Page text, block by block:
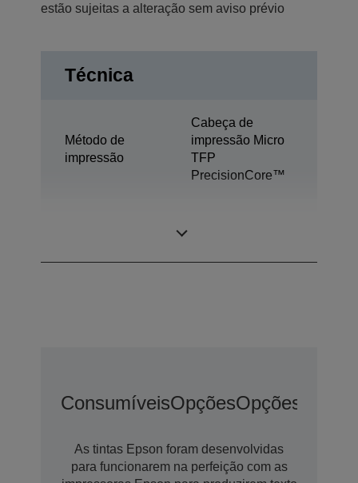
estão sujeitas a alteração sem aviso prévio
Técnica
Método de
impressão
Cabeça de
impressão Micro
TFP
PrecisionCore™
ConsumíveisOpçõesOpções De
As tintas Epson foram desenvolvidas
para funcionarem na perfeição com as